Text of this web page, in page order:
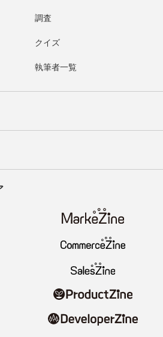
調査
クイズ
執筆者一覧